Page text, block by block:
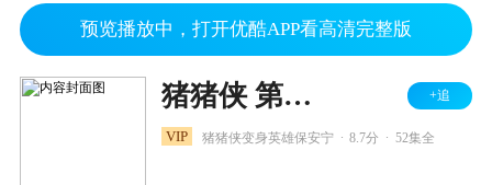
预览播放中，打开优酷APP看高清完整版
猪猪侠 第七部 变身小英雄 +追
VIP 猪猪侠变身英雄保安宁 8.7分 52集全